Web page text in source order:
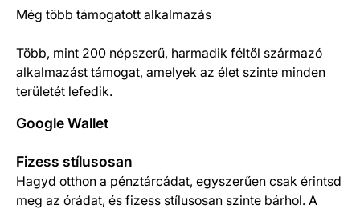
Még több támogatott alkalmazás
Több, mint 200 népszerű, harmadik féltől származó
alkalmazást támogat, amelyek az élet szinte minden
területét lefedik.
Google Wallet
Fizess stílusosan
Hagyd otthon a pénztárcádat, egyszerűen csak érintsd
meg az órádat, és fizess stílusosan szinte bárhol. A